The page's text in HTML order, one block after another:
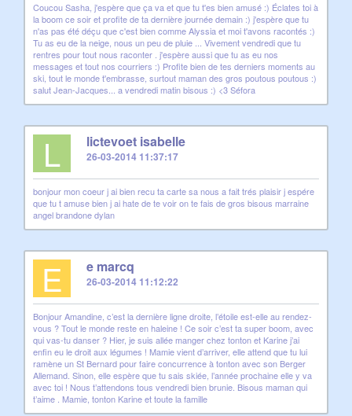
Coucou Sasha, j'espère que ça va et que tu t'es bien amusé :) Éclates toi à
la boom ce soir et profite de ta dernière journée demain :) j'espère que tu
n'as pas été déçu que c'est bien comme Alyssia et moi t'avons racontés :)
Tu as eu de la neige, nous un peu de pluie ... Vivement vendredi que tu
rentres pour tout nous raconter . j'espère aussi que tu as eu nos
messages et tout nos courriers :) Profite bien de tes derniers moments au
ski, tout le monde t'embrasse, surtout maman des gros poutous poutous :)
salut Jean-Jacques... a vendredi matin bisous :) <3 Séfora
L lictevoet isabelle
26-03-2014 11:37:17
bonjour mon coeur j ai bien recu ta carte sa nous a fait trés plaisir j espére
que tu t amuse bien j ai hate de te voir on te fais de gros bisous marraine
angel brandone dylan
E e marcq
26-03-2014 11:12:22
Bonjour Amandine, c’est la dernière ligne droite, l’étoile est-elle au rendez-
vous ? Tout le monde reste en haleine ! Ce soir c’est ta super boom, avec
qui vas-tu danser ? Hier, je suis allée manger chez tonton et Karine j’ai
enfin eu le droit aux légumes ! Mamie vient d’arriver, elle attend que tu lui
ramène un St Bernard pour faire concurrence à tonton avec son Berger
Allemand. Sinon, elle espère que tu sais skiée, l’année prochaine elle y va
avec toi ! Nous t’attendons tous vendredi bien brunie. Bisous maman qui
t’aime . Mamie, tonton Karine et toute la famille